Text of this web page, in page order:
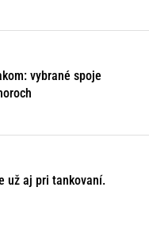
vybrané spoje
už aj pri tankovaní.